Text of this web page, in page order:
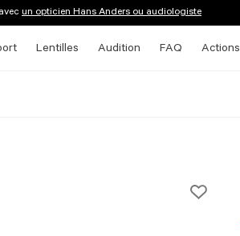
un opticien Hans Anders ou audiologiste
Lentilles Audition FAQ Actions